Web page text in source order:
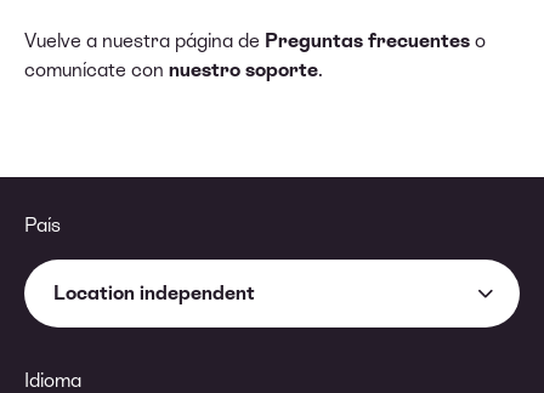
Vuelve a nuestra página de Preguntas frecuentes o
comunícate con nuestro soporte.
País
Location independent
Idioma